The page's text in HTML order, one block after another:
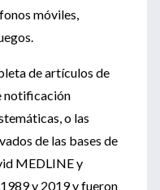
móviles,
de artículos de
notificación
o las
de las bases de
MEDLINE y
y 2019 y fueron